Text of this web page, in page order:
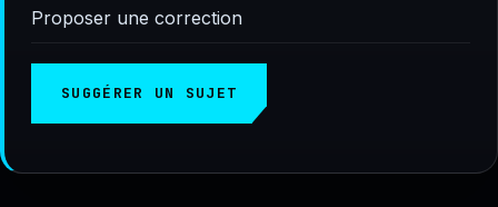
Proposer une correction
SUGGÉRER UN SUJET